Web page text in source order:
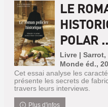
LE
POLAR
Livre |
Monde éd.,
Cet essai analyse les
présente les secrets de
travers leurs interviews.
Plus d'infos